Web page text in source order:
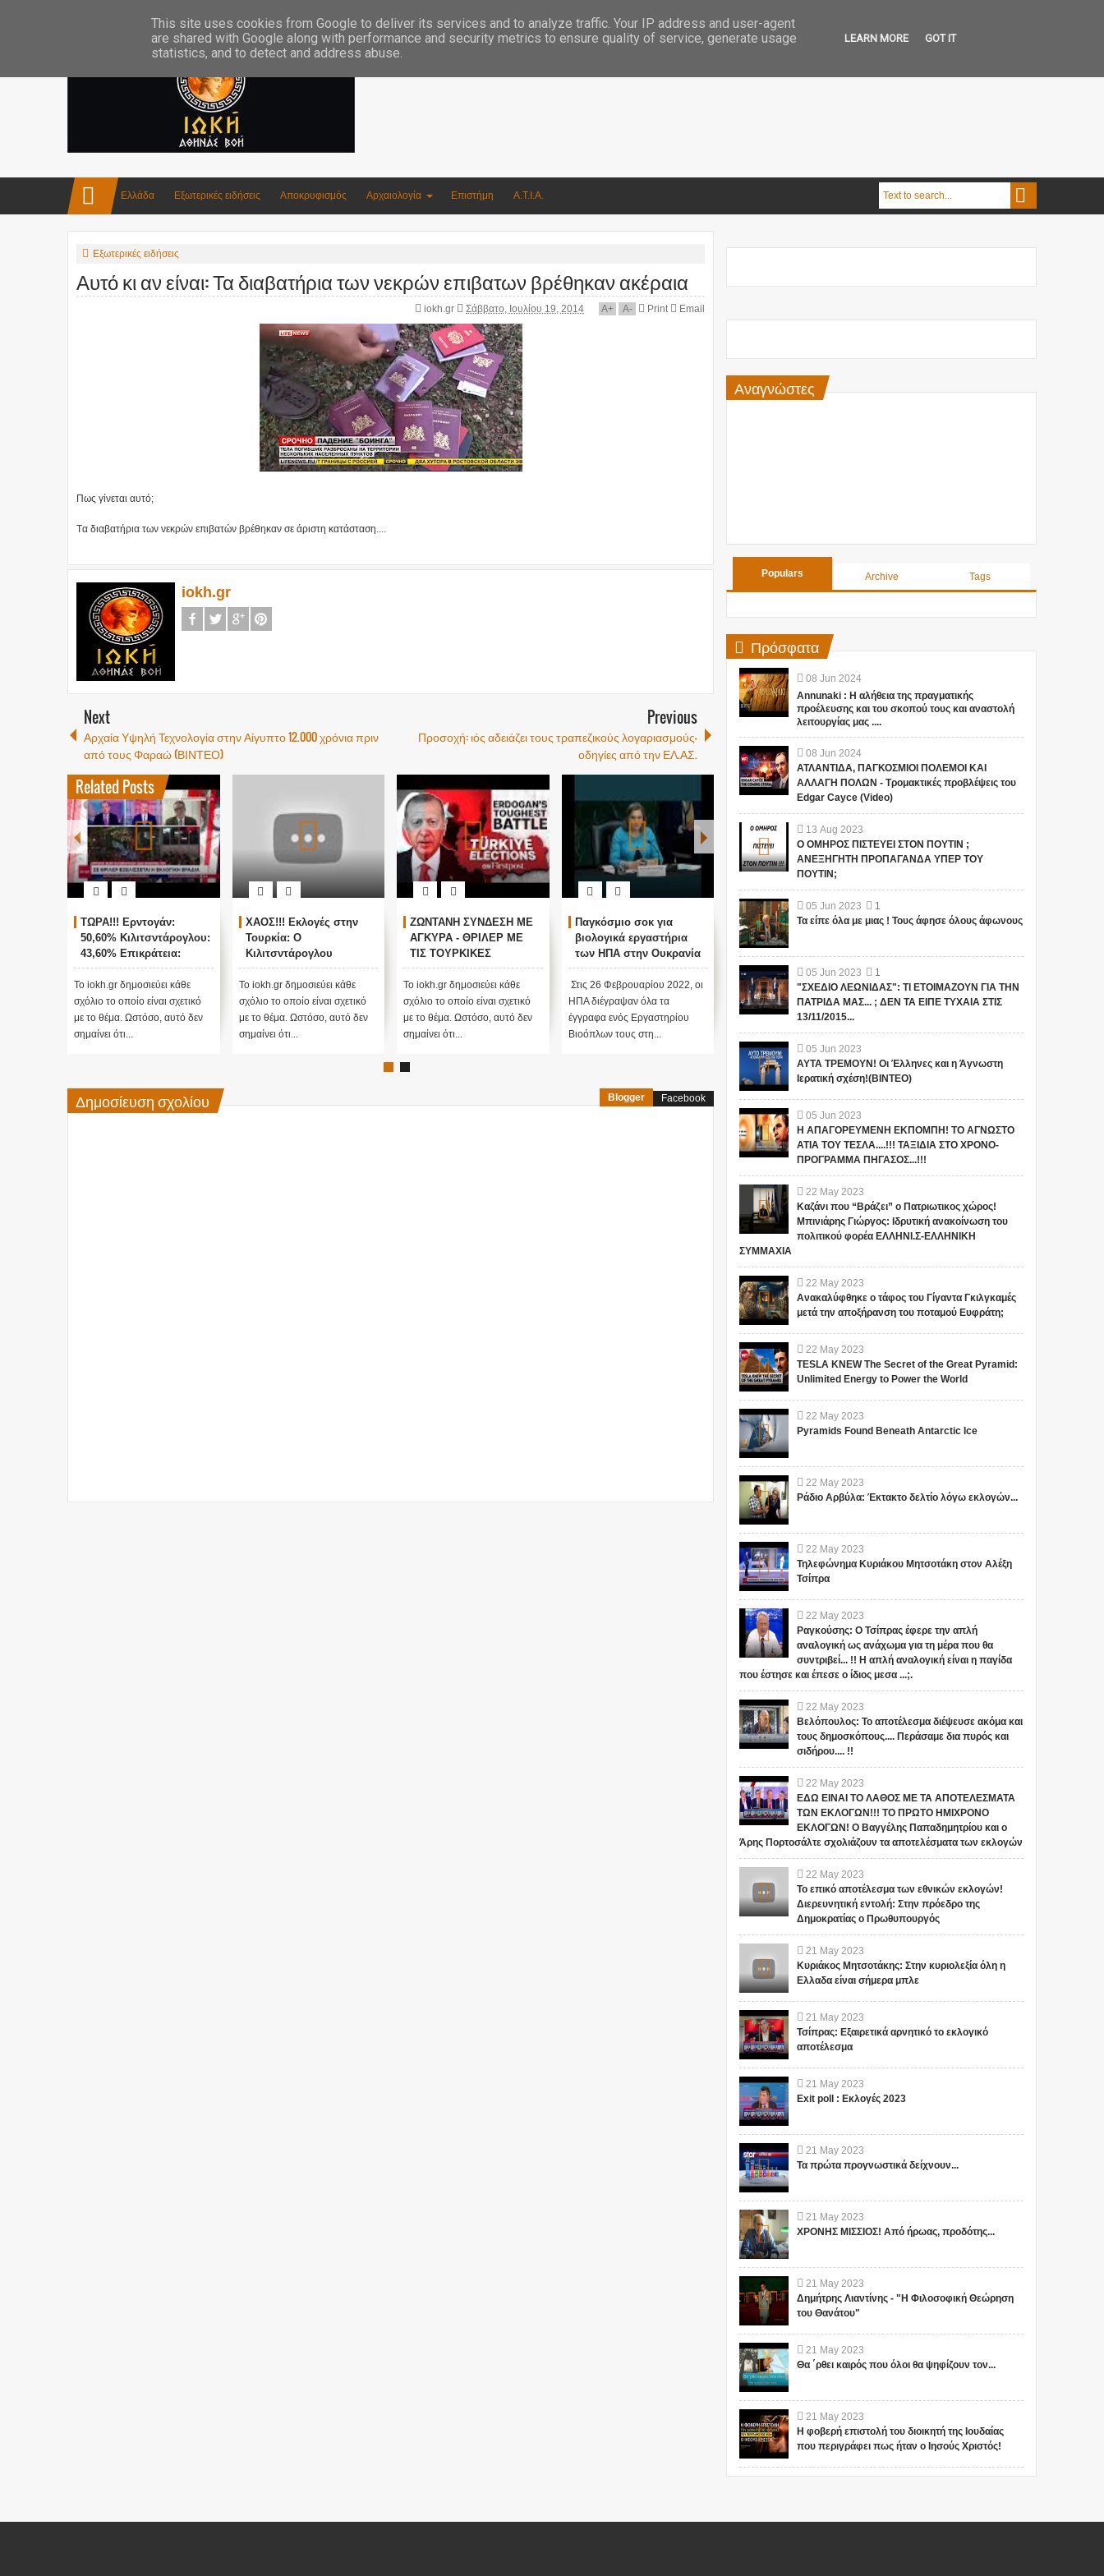
Ελλάδα Εξωτερικές ειδήσεις Αποκρυφισμός Αρχαιολογία Επιστήμη Α.Τ.Ι.Α.
Εξωτερικές ειδήσεις
Αυτό κι αν είναι: Τα διαβατήρια των νεκρών επιβατων βρέθηκαν ακέραια
iokh.gr Σάββατο, Ιουλίου 19, 2014 A+ A- Print Email
Πως γίνεται αυτό;
Tα διαβατήρια των νεκρών επιβατών βρέθηκαν σε άριστη κατάσταση....
iokh.gr
Next
Αρχαία Υψηλή Τεχνολογία στην Αίγυπτο 12.000 χρόνια πριν
από τους Φαραώ (ΒΙΝΤΕΟ)
Previous
Προσοχή: ιός αδειάζει τους τραπεζικούς λογαριασμούς-
οδηγίες από την ΕΛ.ΑΣ.
Related Posts
ΤΩΡΑ!!! Ερντογάν:
50,60% Κιλιτσντάρογλου:
43,60% Επικράτεια:
78,2%
Το iokh.gr δημοσιεύει κάθε
σχόλιο το οποίο είναι σχετικό
με το θέμα. Ωστόσο, αυτό δεν
σημαίνει ότι...
ΧΑΟΣ!!! Εκλογές στην
Τουρκία: Ο
Κιλιτσντάρογλου
αμφισβητεί τα
αποτελέσματα θα γίνουν
ενστάσεις...
Το iokh.gr δημοσιεύει κάθε
σχόλιο το οποίο είναι σχετικό
με το θέμα. Ωστόσο, αυτό δεν
σημαίνει ότι...
ΖΩΝΤΑΝΗ ΣΥΝΔΕΣΗ ΜΕ
ΑΓΚΥΡΑ - ΘΡΙΛΕΡ ΜΕ
ΤΙΣ ΤΟΥΡΚΙΚΕΣ
ΕΚΛΟΓΕΣ !
Το iokh.gr δημοσιεύει κάθε
σχόλιο το οποίο είναι σχετικό
με το θέμα. Ωστόσο, αυτό δεν
σημαίνει ότι...
Παγκόσμιο σοκ για
βιολογικά εργαστήρια
των ΗΠΑ στην Ουκρανία
Στις 26 Φεβρουαρίου 2022, οι
ΗΠΑ διέγραψαν όλα τα
έγγραφα ενός Εργαστηρίου
Βιοόπλων τους στη...
Αυτός ο μεγάλος
φιλάνθρωπος
προειδοποίησε ότι το
χειρότερο κύμα έρχεται
τώρα με την μετάλλαξη
όμικρον ....
ΣΕ ΕΥΧΑΡΙΣΤΟΥΜΕ.... Bill Το
iokh.gr δημοσιεύει κάθε σχόλιο
το οποίο είναι σχετικό με το
θέμ...
ΟΙ ΕΙΔΗΣΕΙΣ ΓΙΑ ΤΙΣ
FACEBOOK
ΠΟΙΟΣ ΚΑΝΕΙ
ΚΟΥΜΑΝΤΟ ΤΕΛΙΚΑ;
Το iokh.gr δημοσιεύει κάθε
σχόλιο το οποίο είναι σχετικό
σημαίνει ότι...
Δημοσίευση σχολίου Blogger Facebook
Αναγνώστες
Populars Archive Tags
Πρόσφατα
08 Jun 2024
Annunaki : Η αλήθεια της πραγματικής
προέλευσης και του σκοπού τους και αναστολή
λειτουργίας μας ....
08 Jun 2024
ΑΤΛΑΝΤΙΔΑ, ΠΑΓΚΟΣΜΙΟΙ ΠΟΛΕΜΟΙ ΚΑΙ
ΑΛΛΑΓΗ ΠΟΛΩΝ - Τρομακτικές προβλέψεις του
Edgar Cayce (Video)
13 Aug 2023
Ο ΟΜΗΡΟΣ ΠΙΣΤΕΥΕΙ ΣΤΟΝ ΠΟΥΤΙΝ ;
ΑΝΕΞΗΓΗΤΗ ΠΡΟΠΑΓΑΝΔΑ ΥΠΕΡ ΤΟΥ
ΠΟΥΤΙΝ;
05 Jun 2023
1
Τα είπε όλα με μιας ! Τους άφησε όλους άφωνους
05 Jun 2023
1
"ΣΧΕΔΙΟ ΛΕΩΝΙΔΑΣ": ΤΙ ΕΤΟΙΜΑΖΟΥΝ ΓΙΑ ΤΗΝ
ΠΑΤΡΙΔΑ ΜΑΣ... ; ΔΕΝ ΤΑ ΕΙΠΕ ΤΥΧΑΙΑ ΣΤΙΣ
13/11/2015...
05 Jun 2023
ΑΥΤΑ ΤΡΕΜΟΥΝ! Οι Έλληνες και η Άγνωστη
Ιερατική σχέση!(ΒΙΝΤΕΟ)
05 Jun 2023
Η ΑΠΑΓΟΡΕΥΜΕΝΗ ΕΚΠΟΜΠΗ! ΤΟ ΑΓΝΩΣΤΟ
ΑΤΙΑ ΤΟΥ ΤΕΣΛΑ....!!! ΤΑΞΙΔΙΑ ΣΤΟ ΧΡΟΝΟ-
ΠΡΟΓΡΑΜΜΑ ΠΗΓΑΣΟΣ...!!!
22 May 2023
Καζάνι που “Βράζει” ο Πατριωτικος χώρος!
Μπινιάρης Γιώργος: Ιδρυτική ανακοίνωση του
πολιτικού φορέα ΕΛΛΗΝΙ.Σ-ΕΛΛΗΝΙΚΗ
ΣΥΜΜΑΧΙΑ
22 May 2023
Ανακαλύφθηκε ο τάφος του Γίγαντα Γκιλγκαμές
μετά την αποξήρανση του ποταμού Ευφράτη;
22 May 2023
TESLA KNEW The Secret of the Great Pyramid:
Unlimited Energy to Power the World
22 May 2023
Pyramids Found Beneath Antarctic Ice
22 May 2023
Ράδιο Αρβύλα: Έκτακτο δελτίο λόγω εκλογών...
22 May 2023
Τηλεφώνημα Κυριάκου Μητσοτάκη στον Αλέξη
Τσίπρα
22 May 2023
Ραγκούσης: Ο Τσίπρας έφερε την απλή
αναλογική ως ανάχωμα για τη μέρα που θα
συντριβεί... !! Η απλή αναλογική είναι η παγίδα
που έστησε και έπεσε ο ίδιος μεσα ...;.
22 May 2023
Βελόπουλος: Το αποτέλεσμα διέψευσε ακόμα και
τους δημοσκόπους.... Περάσαμε δια πυρός και
σιδήρου.... !!
22 May 2023
ΕΔΩ ΕΙΝΑΙ ΤΟ ΛΑΘΟΣ ΜΕ ΤΑ ΑΠΟΤΕΛΕΣΜΑΤΑ
ΤΩΝ ΕΚΛΟΓΩΝ!!! ΤΟ ΠΡΩΤΟ ΗΜΙΧΡΟΝΟ
ΕΚΛΟΓΩΝ! Ο Βαγγέλης Παπαδημητρίου και ο
Άρης Πορτοσάλτε σχολιάζουν τα αποτελέσματα των εκλογών
22 May 2023
Το επικό αποτέλεσμα των εθνικών εκλογών!
Διερευνητική εντολή: Στην πρόεδρο της
Δημοκρατίας ο Πρωθυπουργός
21 May 2023
Κυριάκος Μητσοτάκης: Στην κυριολεξία όλη η
Ελλαδα είναι σήμερα μπλε
21 May 2023
Τσίπρας: Εξαιρετικά αρνητικό το εκλογικό
αποτέλεσμα
21 May 2023
Exit poll : Εκλογές 2023
21 May 2023
Τα πρώτα προγνωστικά δείχνουν...
21 May 2023
ΧΡΟΝΗΣ ΜΙΣΣΙΟΣ! Από ήρωας, προδότης...
21 May 2023
Δημήτρης Λιαντίνης - "Η Φιλοσοφική Θεώρηση
του Θανάτου"
21 May 2023
Θα ΄ρθει καιρός που όλοι θα ψηφίζουν τον...
21 May 2023
Η φοβερή επιστολή του διοικητή της Ιουδαίας
που περιγράφει πως ήταν ο Ιησούς Χριστός!
This site uses cookies from Google to deliver its services and to analyze traffic. Your IP address and user-agent
are shared with Google along with performance and security metrics to ensure quality of service, generate usage
statistics, and to detect and address abuse.
LEARN MORE GOT IT